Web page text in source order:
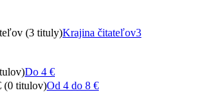
(3 tituly)Krajina čitateľov3
Do 4 €
(0 titulov)Od 4 do 8 €